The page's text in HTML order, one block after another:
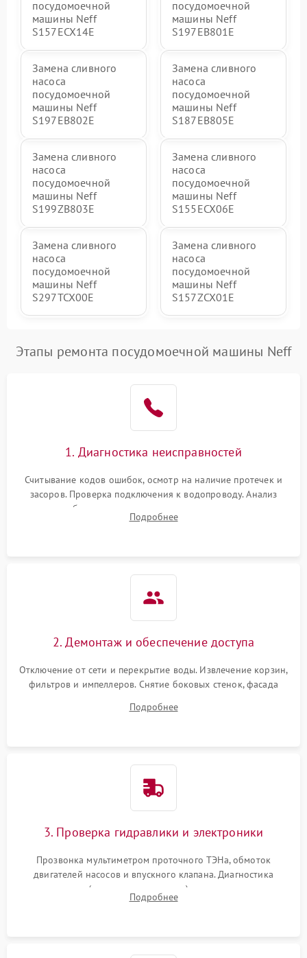
посудомоечной
машины Neff
S157ECX14E
посудомоечной
машины Neff
S197EB801E
Замена сливного
насоса
посудомоечной
машины Neff
S197EB802E
Замена сливного
насоса
посудомоечной
машины Neff
S187EB805E
Замена сливного
насоса
посудомоечной
машины Neff
S199ZB803E
Замена сливного
насоса
посудомоечной
машины Neff
S155ECX06E
Замена сливного
насоса
посудомоечной
машины Neff
S297TCX00E
Замена сливного
насоса
посудомоечной
машины Neff
S157ZCX01E
Этапы ремонта посудомоечной машины Neff
1. Диагностика неисправностей
Считывание кодов ошибок, осмотр на наличие протечек и
засоров. Проверка подключения к водопроводу. Анализ
жалоб на отсутствие слива, нагрева, вращения
разбрызгивателей или срабатывание системы защиты
Подробнее
2. Демонтаж и обеспечение доступа
Отключение от сети и перекрытие воды. Извлечение корзин,
фильтров и импеллеров. Снятие боковых стенок, фасада
циркуляционному насосу, ТЭНу и сливной помпе.
Подробнее
3. Проверка гидравлики и электроники
Прозвонка мультиметром проточного ТЭНа, обмоток
двигателей насосов и впускного клапана. Диагностика
прессостата (датчика уровня воды), датчика мутности,
концевика дверцы и электронного модуля управления.
Подробнее